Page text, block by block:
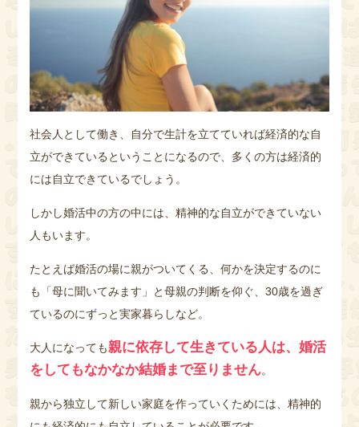
社会人として働き、自分で生計を立てていれば経済的な自
立ができているということになるので、多くの方は経済的
には自立できているでしょう。
しかし婚活中の方の中には、精神的な自立ができていない
人もいます。
たとえば婚活の場に親がついてくる、何かを決定するのに
も「母に聞いてみます」と母親の判断を仰ぐ、30歳を過ぎ
ているのにずっと実家暮らしなど。
大人になっても親に依存して生きている人は、婚活
をしてもなかなか結婚まで至りません。
親から独立して新しい家庭を作っていくためには、精神的